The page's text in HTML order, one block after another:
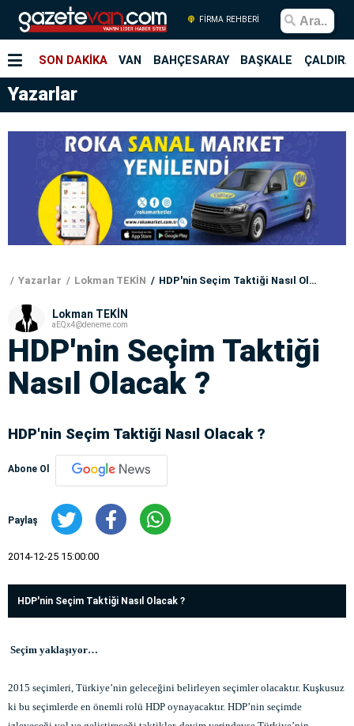
FİRMA REHBERİ
SON DAKİKA VAN BAHÇESARAY BAŞKALE
Yazarlar
Yazarlar Lokman TEKİN HDP'nin Seçim Taktiği Nasıl Olacak ?
Lokman TEKİN
aEQx4@deneme.com
HDP'nin Seçim Taktiği
Nasıl Olacak ?
HDP'nin Seçim Taktiği Nasıl Olacak ?
Abone Ol
Paylaş
2014-12-25 15:00:00
HDP'nin Seçim Taktiği Nasıl Olacak ?
Seçim yaklaşıyor…
2015 seçimleri, Türkiye’nin geleceğini belirleyen seçimler olacaktır. Kuşkusuz
ki bu seçimlerde en önemli rolü HDP oynayacaktır. HDP’nin seçimde